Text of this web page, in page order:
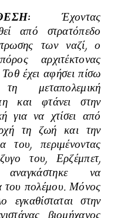
:Έχοντας
από στρατόπεδο
των ναζί, ο
αρχιτέκτονας
έχει αφήσει πίσω
μεταπολεμική
και φτάνει στην
για να χτίσει από
τη ζωή και την
του, περιμένοντας
του, Ερζέμπετ,
να
του πολέμου. Μόνος
στην